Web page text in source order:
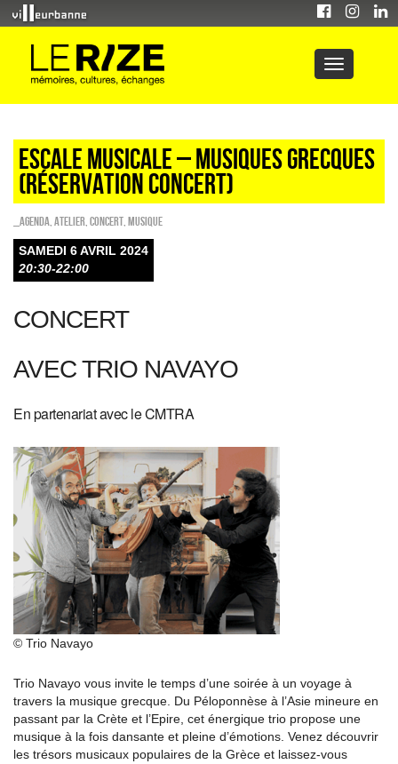
ESCALE MUSICALE – MUSIQUES GRECQUES
(réservation concert)
_Agenda Atelier Concert Musique
SAMEDI 6 AVRIL 2024
20:30-22:00
CONCERT
AVEC TRIO NAVAYO
En partenariat avec le CMTRA
© Trio Navayo
Trio Navayo vous invite le temps d’une soirée à un voyage à
travers la musique grecque. Du Péloponnèse à l’Asie mineure en
passant par la Crète et l’Epire, cet énergique trio propose une
musique à la fois dansante et pleine d’émotions. Venez découvrir
les trésors musicaux populaires de la Grèce et laissez-vous